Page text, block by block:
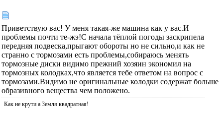
Приветствую вас! У меня такая-же машина как у вас.И
проблемы почти те-жэ!С начала тёплой погоды заскрипела
передняя подвеска,прыгают обороты но не сильно,и как не
странно с тормозами есть проблемы,собираюсь менять
тормозные диски видимо прежний хозяин экономил на
тормозных колодках,что является тебе ответом на вопрос с
тормозами.Видимо не оригинальные колодки содержат больше
образивного вещества чем положено.
Как не крути а Земля квадратная!